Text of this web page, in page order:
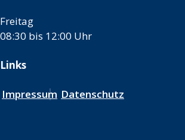
Freitag
08:30 bis 12:00 Uhr
Links
Impressum Datenschutz